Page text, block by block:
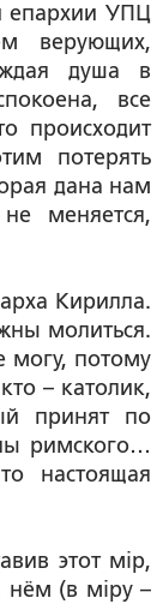
епархии УПЦ
верующих,
душа в
все
происходит
потерять
дана нам
меняется,
Кирилла.
молиться.
могу, потому
– католик,
принят по
римского…
настоящая
этот мiр,
нём (в мiру –